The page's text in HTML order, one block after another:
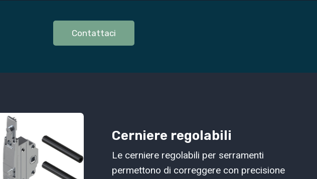
Contattaci
Cerniere regolabili
Le cerniere regolabili per serramenti
permettono di correggere con precisione